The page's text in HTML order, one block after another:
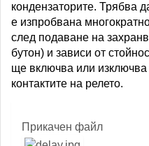
кондензаторите. Трябва
е изпробвана
след подаване на
бутон) и зависи от
ще включва или изключва
контактите на релето.
Прикачен файл